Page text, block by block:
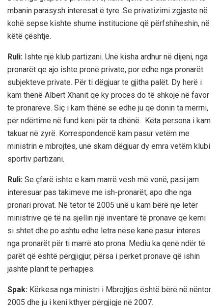
mbanin parasysh interesat ë tyre. Se privatizimi zgjaste në
kohë sepse kishte shume institucione që përfshiheshin, në
këtë çështje.
Ruli: Ishte një klub partizani. Unë kisha ardhur në dijeni, nga
pronarët qe ajo ishte pronë private, por edhe nga pronarët
subjekteve private. Për ti dëgjuar te gjitha palët. Dy herë i
kam thënë Albert Xhanit që ky proces do të shkojë në favor
të pronarëve. Siç i kam thënë se edhe ju që donin ta merrni,
për ndërtime në fund keni për ta dhënë. Këta persona i kam
takuar në zyrë. Korrespondencë kam pasur vetëm me
ministrin e mbrojtës, unë skam dëgjuar dy emra vetëm klubi
sportiv partizani.
Ruli: Se çfarë ishte e kam marrë vesh më vonë, pasi jam
interesuar pas takimeve me ish-pronarët, apo dhe nga
pronari provat. Në tetor të 2005 unë u kam bërë një letër
ministrive që të na sjellin një inventarë të pronave që kemi
si shtet dhe po ashtu edhe letra nëse kanë pasur interes
nga pronarët për ti marrë ato prona. Mediu ka qenë ndër të
parët që është përgjigjur, përsa i përket pronave që ishin
jashtë planit të përhapjes.
Spak: Kërkesa nga ministri i Mbrojtjes është bërë në nëntor
2005 dhe ju i keni kthyer përgjigje në 2007.